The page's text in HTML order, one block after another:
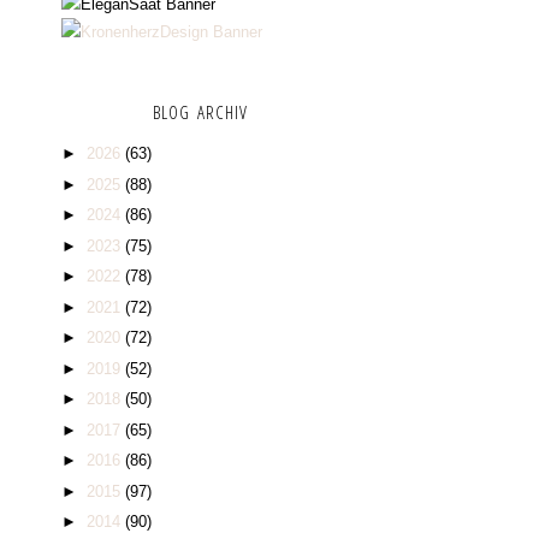
BLOG ARCHIV
► 2026 (63)
► 2025 (88)
► 2024 (86)
► 2023 (75)
► 2022 (78)
► 2021 (72)
► 2020 (72)
► 2019 (52)
► 2018 (50)
► 2017 (65)
► 2016 (86)
► 2015 (97)
► 2014 (90)